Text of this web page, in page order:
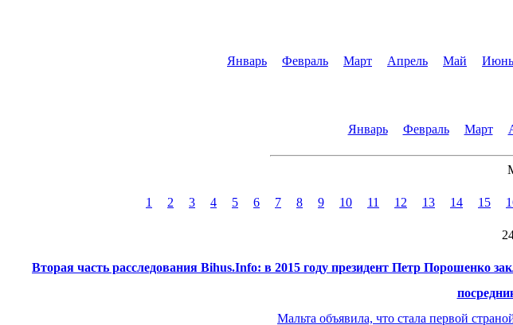
Январь Февраль Март Апрель Май Июнь
Январь Февраль Март
1 2 3 4 5 6 7 8 9 10 11 12 13 14 15
Вторая часть расследования Bihus.Info: в 2015 году президент Петр Порошенко
Мальта объявила, что стала первой